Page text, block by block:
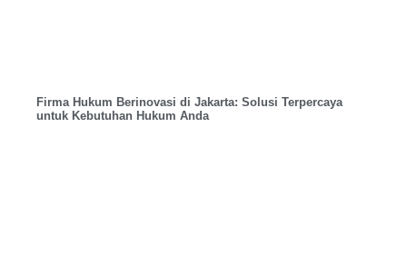
Firma Hukum Berinovasi di Jakarta: Solusi Terpercaya
untuk Kebutuhan Hukum Anda